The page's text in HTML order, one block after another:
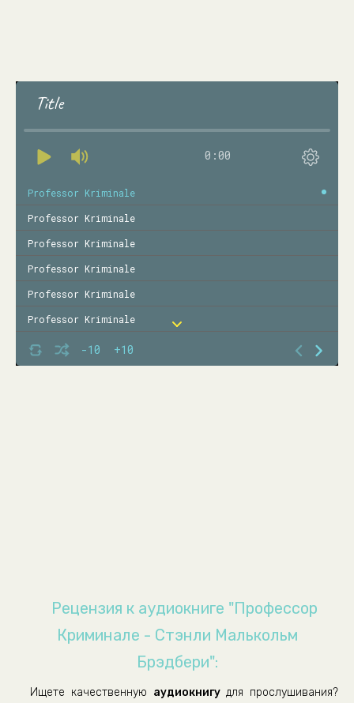
Title
0:00
-10 +10
Professor Kriminale
Professor Kriminale
Professor Kriminale
Professor Kriminale
Professor Kriminale
Professor Kriminale
Professor Kriminale
Professor Kriminale
Professor Kriminale
Рецензия к аудиокниге "Профессор
Криминале - Стэнли Малькольм
Брэдбери":
Ищете качественную аудиокнигудля прослушивания?